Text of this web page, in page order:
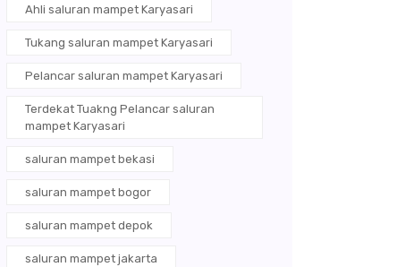
Ahli saluran mampet Karyasari
Tukang saluran mampet Karyasari
Pelancar saluran mampet Karyasari
Terdekat Tuakng Pelancar saluran
mampet Karyasari
saluran mampet bekasi
saluran mampet bogor
saluran mampet depok
saluran mampet jakarta